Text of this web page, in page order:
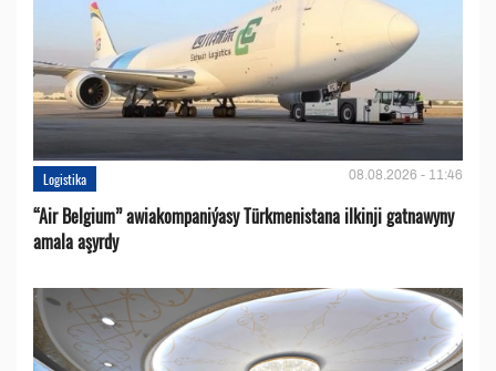
Logistika 08.08.2026 - 11:46
“Air Belgium” awiakompaniýasy Türkmenistana ilkinji gatnawyny
amala aşyrdy